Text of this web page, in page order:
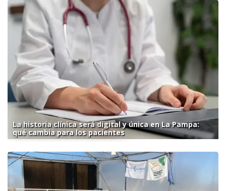
La historia clínica será digital y única en La Pampa:
qué cambia para los pacientes